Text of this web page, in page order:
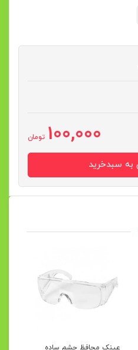
100,000 تومان
عینک محافظ چشم ساده